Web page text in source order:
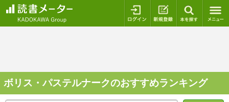
ログイン 新規登録
ボリス・パステルナークのおすすめランキング